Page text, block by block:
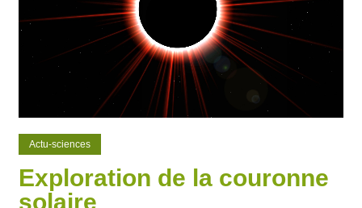
Actu-sciences
Exploration de la couronne
solaire